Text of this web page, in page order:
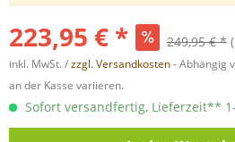
223,95 € * 249,95 € *
inkl. MwSt. /zzgl. Versandkosten- Abhängig
an der Kasse variieren.
Sofort versandfertig, Lieferzeit**